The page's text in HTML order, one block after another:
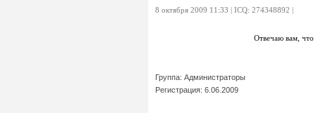
8 октября 2009 11:33 | ICQ: 274348892 |
Группа: Администраторы
Регистрация: 6.06.2009
Отвечаю вам, что